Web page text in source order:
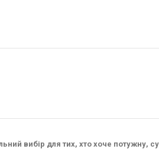
вибір для тих, хто хоче потужну,